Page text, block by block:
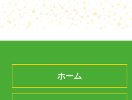
ホーム